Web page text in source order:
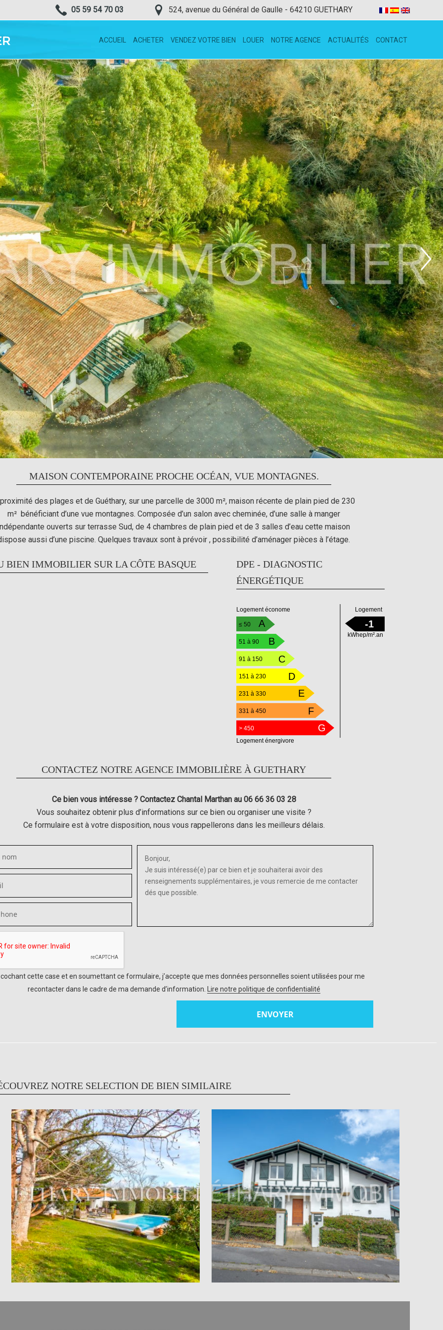
05 59 54 70 03 524, avenue du Général de Gaulle - 64210 GUETHARY
ACCUEIL ACHETER VENDEZ VOTRE BIEN LOUER NOTRE AGENCE ACTUALITÉS CONTACT
MAISON CONTEMPORAINE PROCHE OCÉAN, VUE MONTAGNES.
des plages et de Guéthary, sur une parcelle de 3000 m², maison récente de plain pied de 230
m² bénéficiant d’une vue montagnes. Composée d’un salon avec cheminée, d’une salle à manger
ouverts sur terrasse Sud, de 4 chambres de plain pied et de 3 salles d’eau cette maison
aussi d’une piscine. Quelques travaux sont à prévoir , possibilité d’aménager pièces à l’étage.
BIEN IMMOBILIER SUR LA CÔTE BASQUE
DPE - DIAGNOSTIC
ÉNERGÉTIQUE
A
B
C
D
E
F
G
Logement économe Logement
Logement énergivore
≤ 50
51 à 90
91 à 150
151 à 230
231 à 330
331 à 450
> 450
-1
kWhep/m².an
CONTACTEZ NOTRE AGENCE IMMOBILIÈRE À GUETHARY
Ce bien vous intéresse ? Contactez Chantal Marthan au 06 66 36 03 28
Vous souhaitez obtenir plus d’informations sur ce bien ou organiser une visite ?
Ce formulaire est à votre disposition, nous vous rappellerons dans les meilleurs délais.
cochant cette case et en soumettant ce formulaire, j’accepte que mes données personnelles soient utilisées pour me
recontacter dans le cadre de ma demande d’information. Lire notre politique de confidentialité
NOTRE SELECTION DE BIEN SIMILAIRE